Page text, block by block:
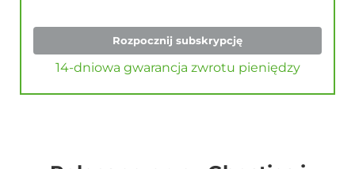
Rozpocznij subskrypcję
14-dniowa gwarancja zwrotu pieniędzy